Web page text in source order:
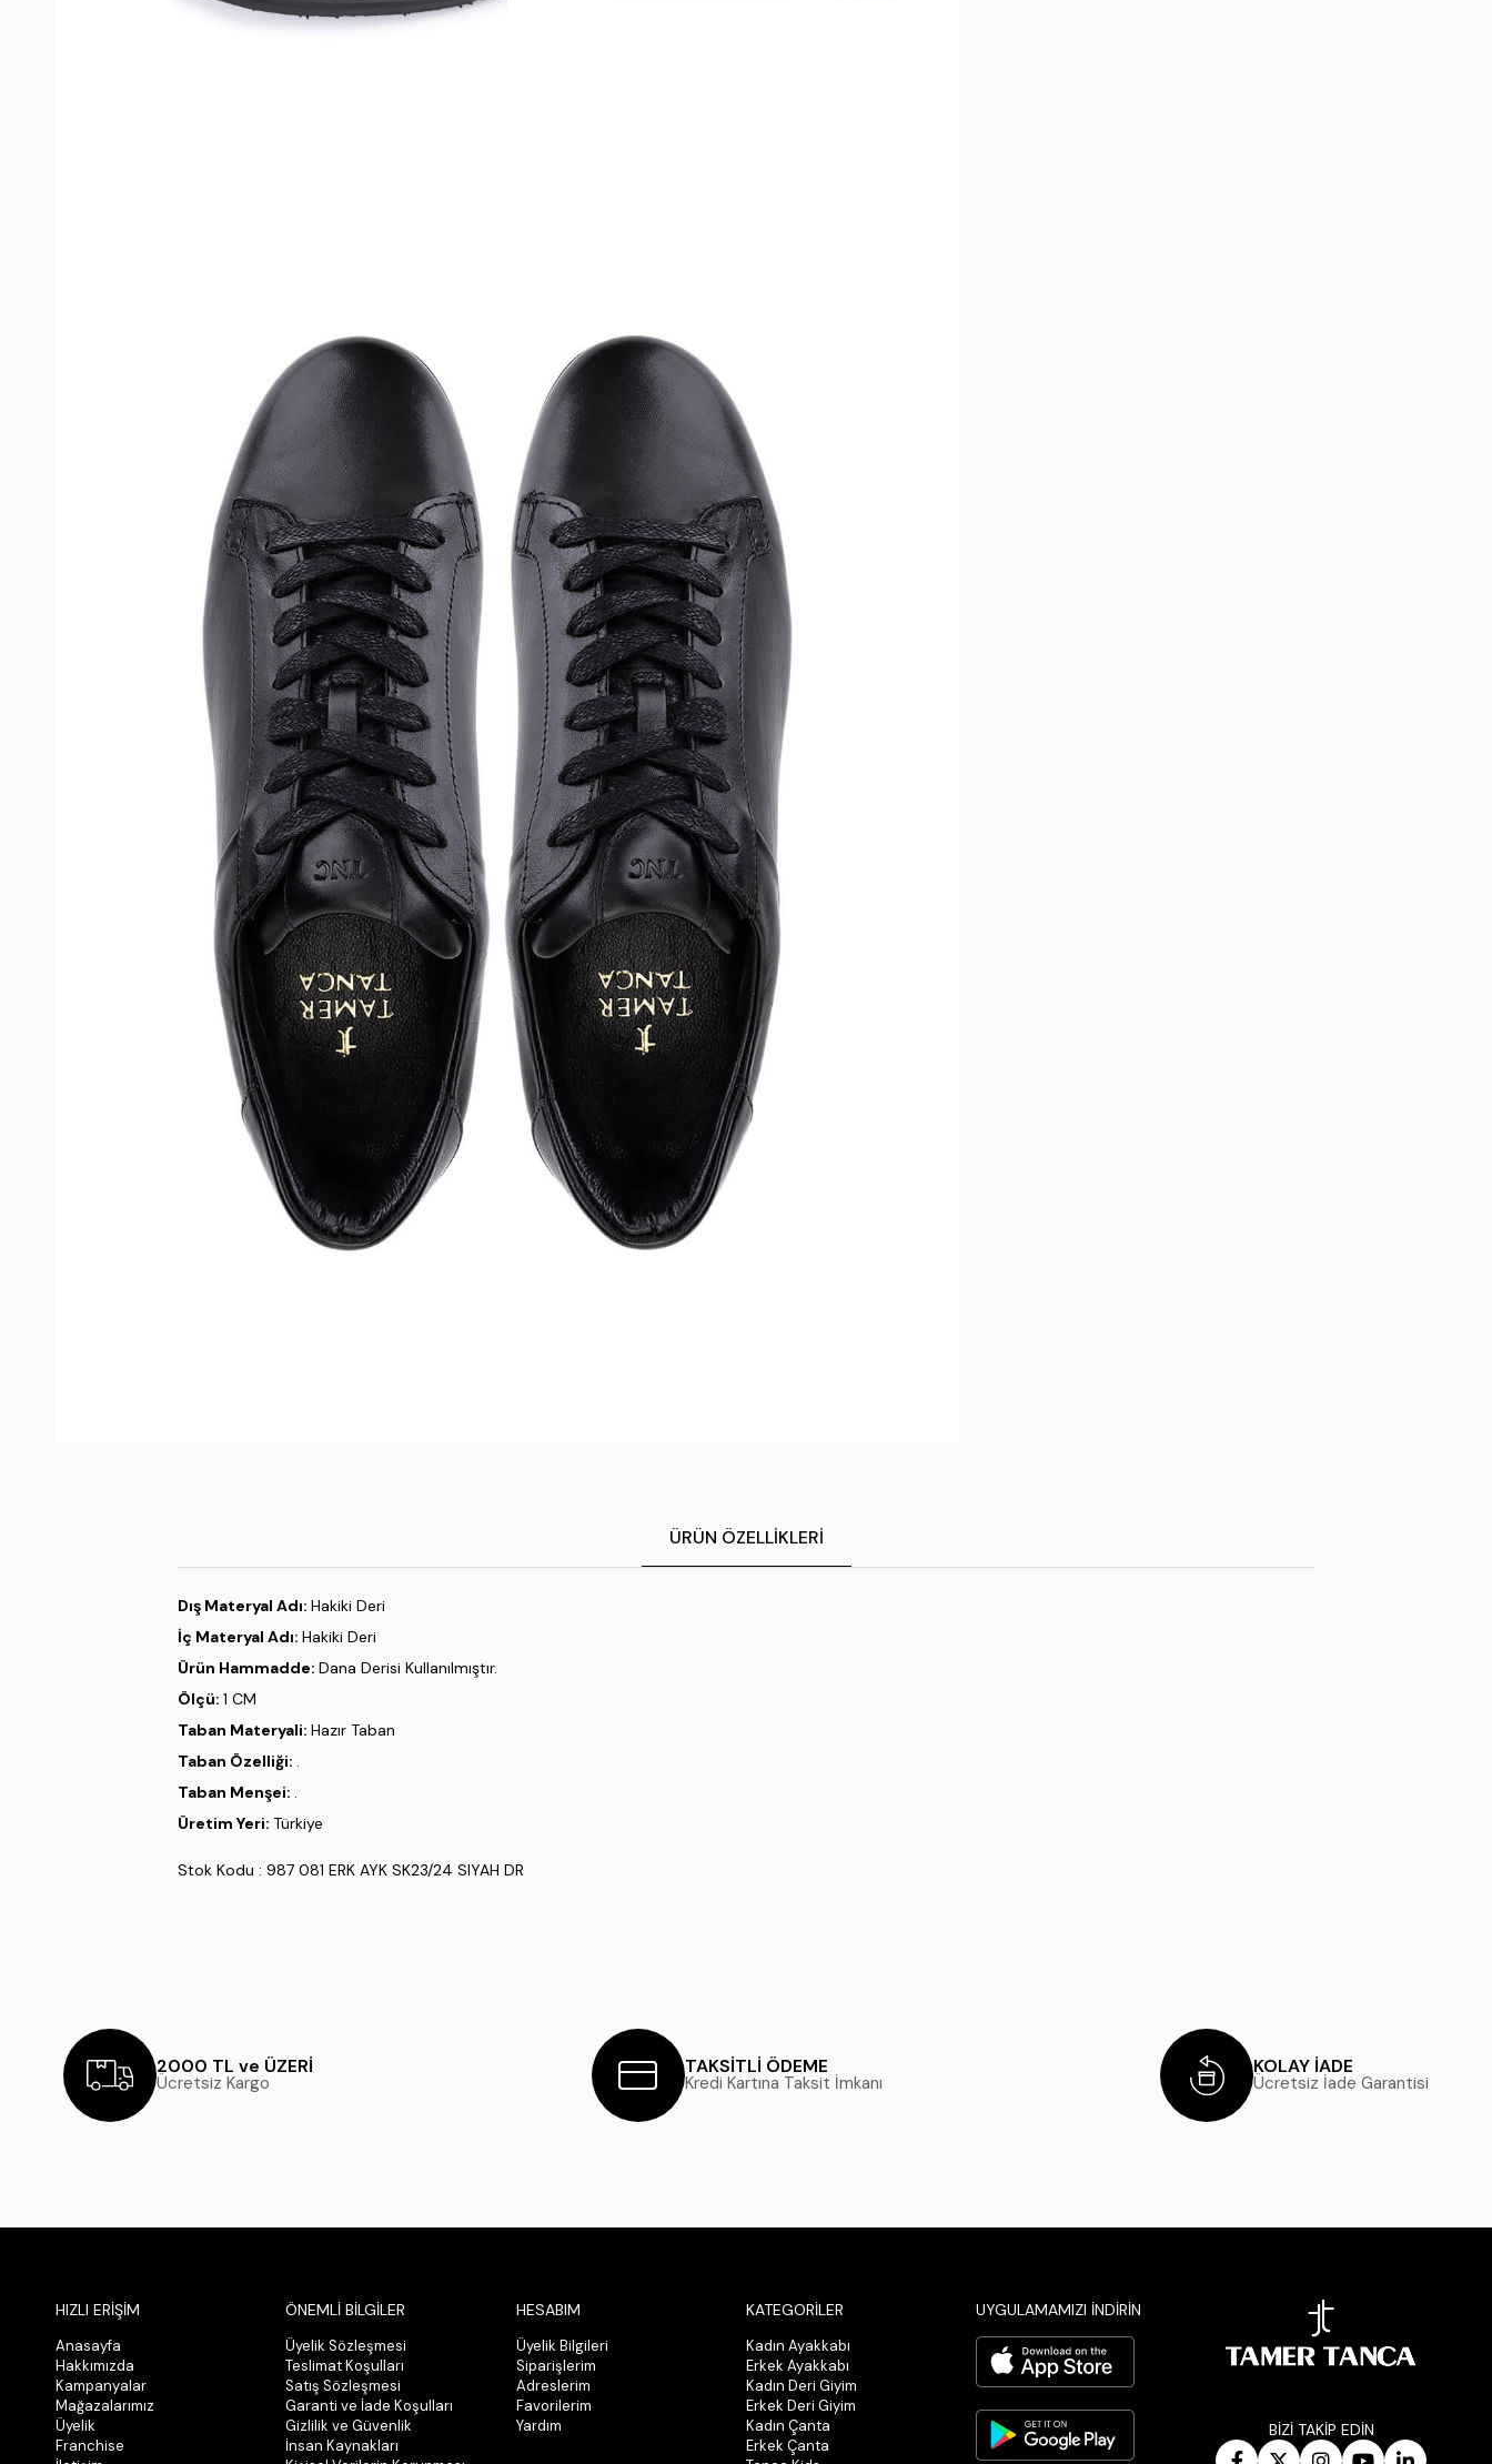
ÜRÜN ÖZELLIKLERI
Dış Materyal Adı: Hakiki Deri
İç Materyal Adı: Hakiki Deri
Ürün Hammadde: Dana Derisi Kullanılmıştır.
Ölçü: 1 CM
Taban Materyali: Hazır Taban
Taban Özelliği: .
Taban Menşei: .
Üretim Yeri: Türkiye
Stok Kodu : 987 081 ERK AYK SK23/24 SIYAH DR
2000 TL ve ÜZERİ
Ücretsiz Kargo
TAKSİTLİ ÖDEME
Kredi Kartına Taksit İmkanı
KOLAY İADE
Ücretsiz İade Garantisi
HIZLI ERİŞİM
Anasayfa
Hakkımızda
Kampanyalar
Mağazalarımız
Üyelik
Franchise
ÖNEMLİ BİLGİLER
Üyelik Sözleşmesi
Teslimat Koşulları
Satış Sözleşmesi
Garanti ve İade Koşulları
Gizlilik ve Güvenlik
İnsan Kaynakları
HESABIM
Üyelik Bilgileri
Siparişlerim
Adreslerim
Favorilerim
Yardım
KATEGORİLER
Kadın Ayakkabı
Erkek Ayakkabı
Kadın Deri Giyim
Erkek Deri Giyim
Kadın Çanta
Erkek Çanta
UYGULAMAMIZI İNDİRİN
BİZİ TAKİP EDİN